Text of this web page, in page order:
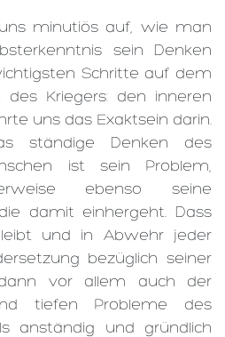
minutiös auf, wie man
sein Denken
Schritte auf dem
Kriegers: den inneren
uns das Exaktsein darin.
ständige Denken des
ist sein Problem,
ebenso seine
damit einhergeht. Dass
und in Abwehr jeder
bezüglich seiner
vor allem auch der
tiefen Probleme des
anständig und gründlich